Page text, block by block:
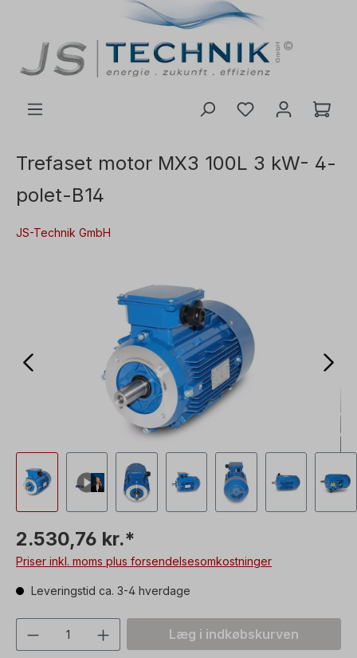
Trefaset motor MX3 100L 3 kW- 4-
polet-B14
JS-Technik GmbH
2.530,76 kr.*
Priser inkl. moms plus forsendelsesomkostninger
Leveringstid ca. 3-4 hverdage
Produktmængde: Indtast den
Læg i indkøbskurven